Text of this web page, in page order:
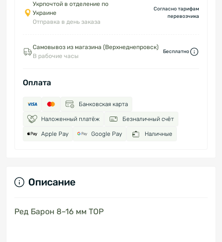
Укрпочтой в отделение по
Украине
Отправка в день заказа
Согласно тарифам
перевозчика
Самовывоз из магазина (Верхнеднепровск)
В рабочие часы
Бесплатно
Оплата
Банковская карта
Наложенный платёж Безналичный счёт
Apple Pay Google Pay Наличные
Описание
Ред Барон 8–16 мм TOP